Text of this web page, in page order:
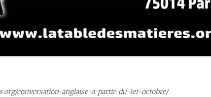
conversation-anglaise-a-partir-du-1er-octobre/